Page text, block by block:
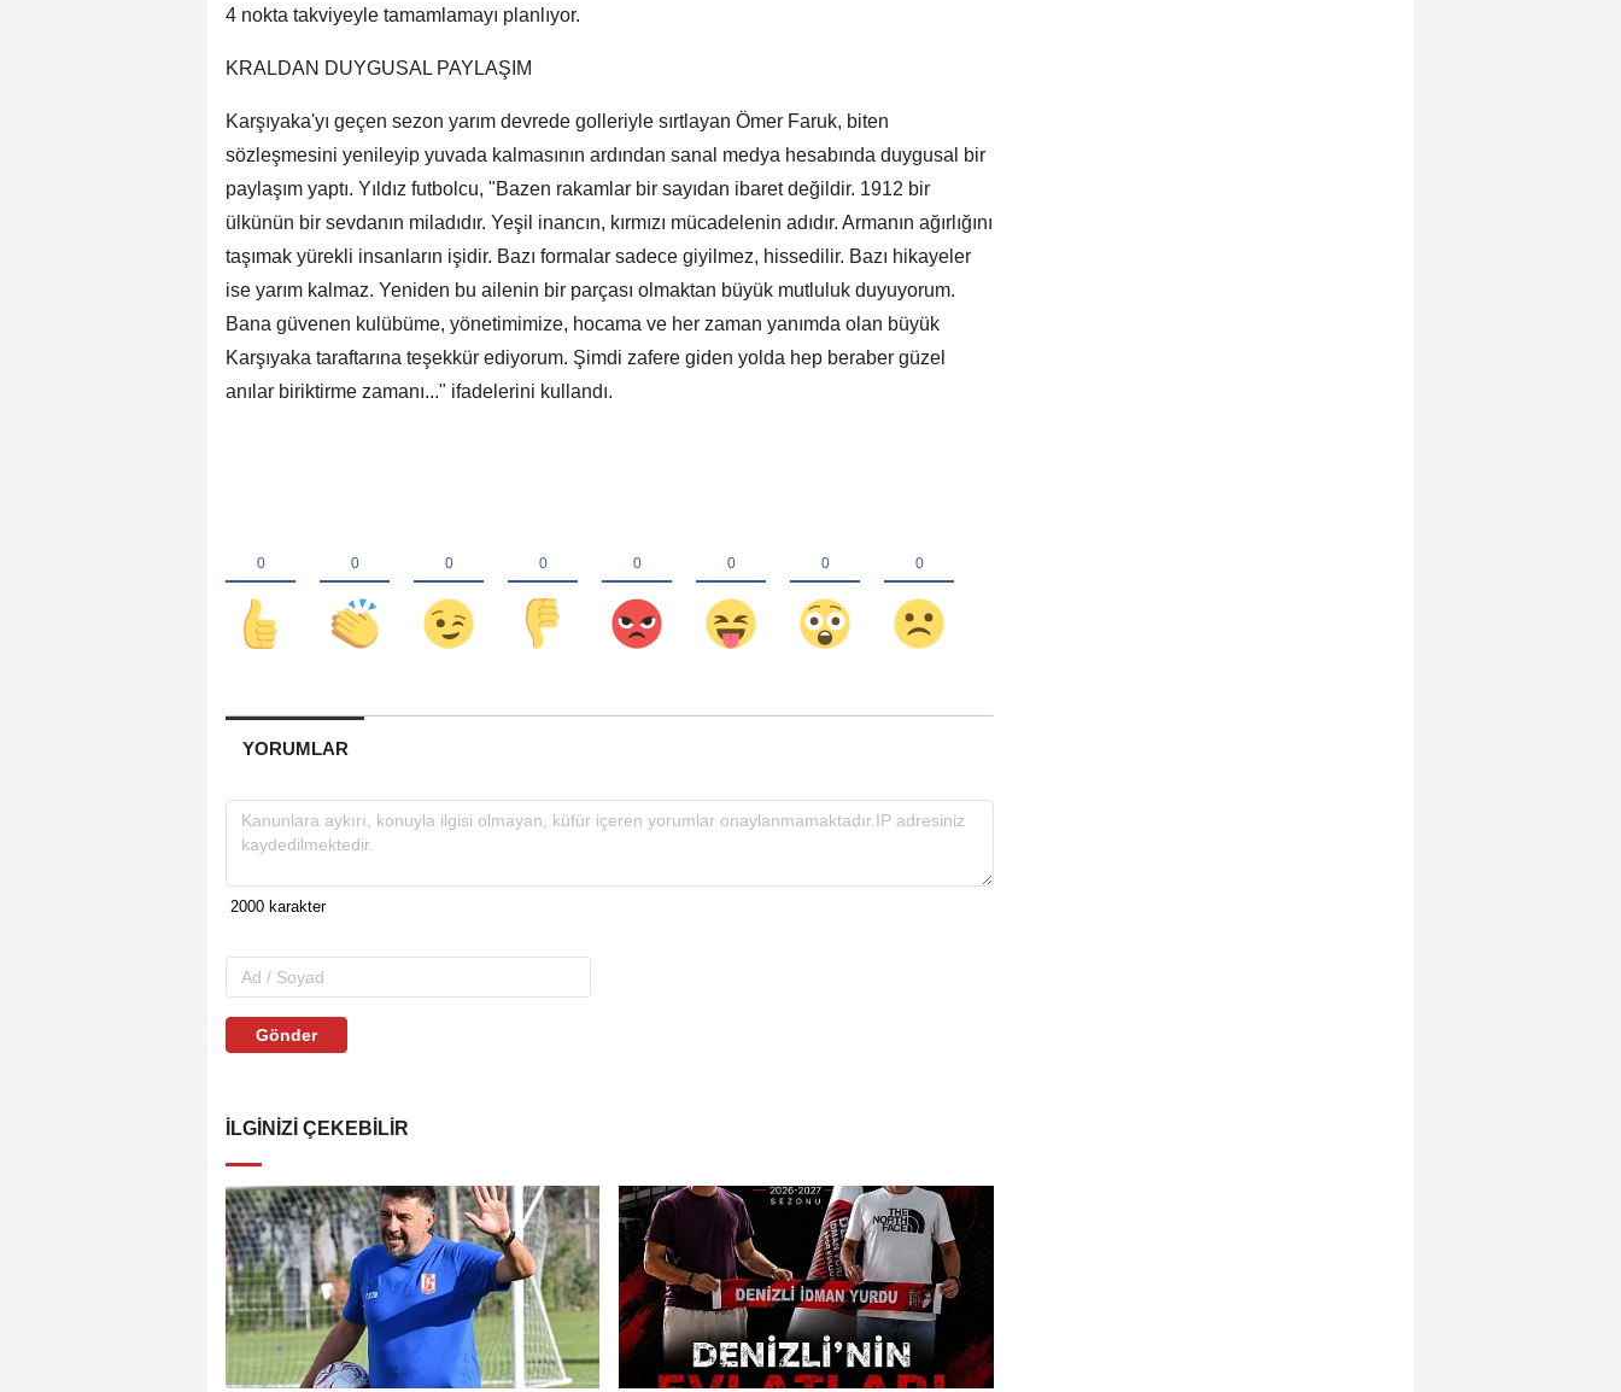
4 nokta takviyeyle tamamlamayı planlıyor.
KRALDAN DUYGUSAL PAYLAŞIM
Karşıyaka'yı geçen sezon yarım devrede golleriyle sırtlayan Ömer Faruk, biten
sözleşmesini yenileyip yuvada kalmasının ardından sanal medya hesabında duygusal bir
paylaşım yaptı. Yıldız futbolcu, "Bazen rakamlar bir sayıdan ibaret değildir. 1912 bir
ülkünün bir sevdanın miladıdır. Yeşil inancın, kırmızı mücadelenin adıdır. Armanın ağırlığını
taşımak yürekli insanların işidir. Bazı formalar sadece giyilmez, hissedilir. Bazı hikayeler
ise yarım kalmaz. Yeniden bu ailenin bir parçası olmaktan büyük mutluluk duyuyorum.
Bana güvenen kulübüme, yönetimimize, hocama ve her zaman yanımda olan büyük
Karşıyaka taraftarına teşekkür ediyorum. Şimdi zafere giden yolda hep beraber güzel
anılar biriktirme zamanı..." ifadelerini kullandı.
YORUMLAR
Gönder
İLGINIZI ÇEKEBILIR